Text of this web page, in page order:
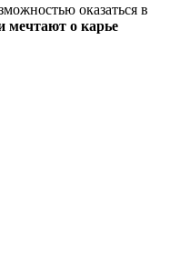
оказаться в
мечтают о карье